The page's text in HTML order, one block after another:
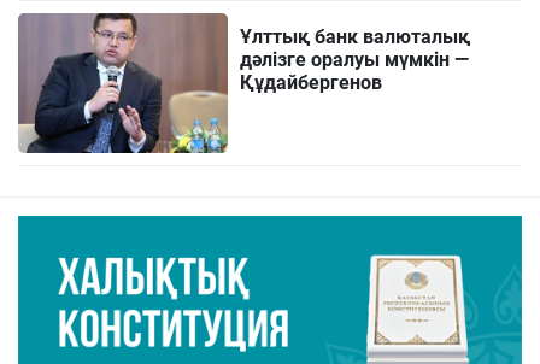
Ұлттық банк валюталық
дәлізге оралуы мүмкін —
Құдайбергенов